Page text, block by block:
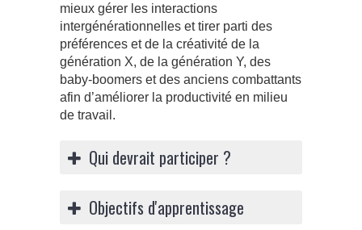
mieux gérer les interactions
intergénérationnelles et tirer parti des
préférences et de la créativité de la
génération X, de la génération Y, des
baby-boomers et des anciens combattants
afin d’améliorer la productivité en milieu
de travail.
Qui devrait participer ?
Objectifs d'apprentissage